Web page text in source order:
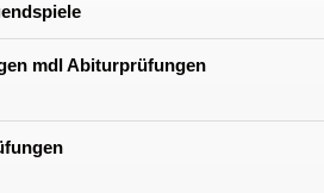
mdl Abiturprüfungen